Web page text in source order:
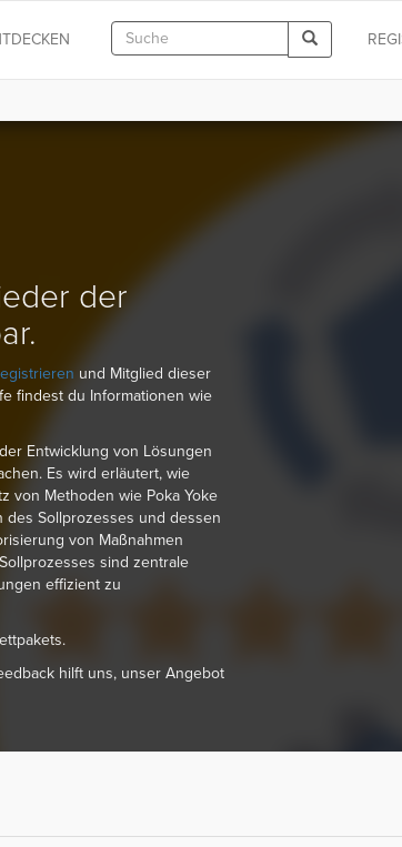
der
und Mitglied dieser
findest du Informationen wie
Entwicklung von Lösungen
Es wird erläutert, wie
von Methoden wie Poka Yoke
des Sollprozesses und dessen
von Maßnahmen
sind zentrale
effizient zu
hilft uns, unser Angebot